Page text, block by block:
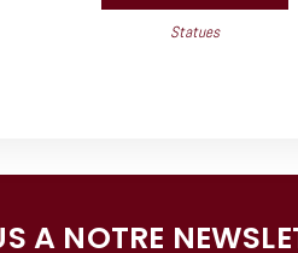
Statues
A NOTRE